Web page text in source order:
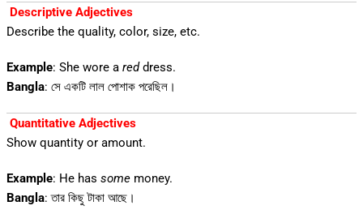
Descriptive Adjectives
Describe the quality, color, size, etc.
Example: She wore a reddress.
Bangla: সে একটি লাল পোশাক পরেছিল।
Quantitative Adjectives
Show quantity or amount.
Example: He has somemoney.
Bangla: তার কিছু টাকা আছে।